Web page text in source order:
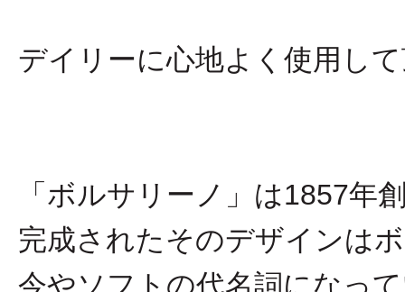
デイリーに心地よく使用し
「ボルサリーノ」は1857年
完成されたそのデザインは
今やソフトの代名詞になっ